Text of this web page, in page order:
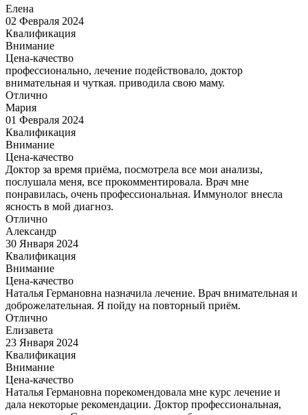
Елена
02 Февраля 2024
Квалификация
Внимание
Цена-качество
профессионально, лечение подействовало, доктор
внимательная и чуткая. приводила свою маму.
Отлично
Мария
01 Февраля 2024
Квалификация
Внимание
Цена-качество
Доктор за время приёма, посмотрела все мои анализы,
послушала меня, все прокомментировала. Врач мне
понравилась, очень профессиональная. Иммунолог внесла
ясность в мой диагноз.
Отлично
Александр
30 Января 2024
Квалификация
Внимание
Цена-качество
Наталья Германовна назначила лечение. Врач внимательная и
доброжелательная. Я пойду на повторный приём.
Отлично
Елизавета
23 Января 2024
Квалификация
Внимание
Цена-качество
Наталья Германовна порекомендовала мне курс лечение и
дала некоторые рекомендации. Доктор профессиональная,